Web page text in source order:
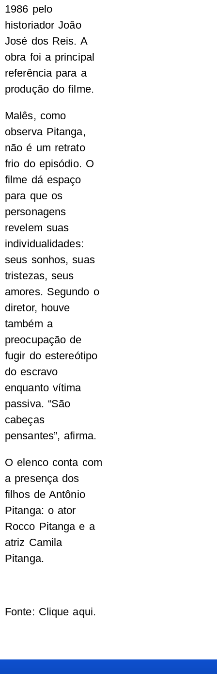
1986 pelo
historiador João
José dos Reis. A
obra foi a principal
referência para a
produção do filme.
Malês, como
observa Pitanga,
não é um retrato
frio do episódio. O
filme dá espaço
para que os
personagens
revelem suas
individualidades:
seus sonhos, suas
tristezas, seus
amores. Segundo o
diretor, houve
também a
preocupação de
fugir do estereótipo
do escravo
enquanto vítima
passiva. “São
cabeças
pensantes”, afirma.
O elenco conta com
a presença dos
filhos de Antônio
Pitanga: o ator
Rocco Pitanga e a
atriz Camila
Pitanga.
Fonte: Clique aqui.